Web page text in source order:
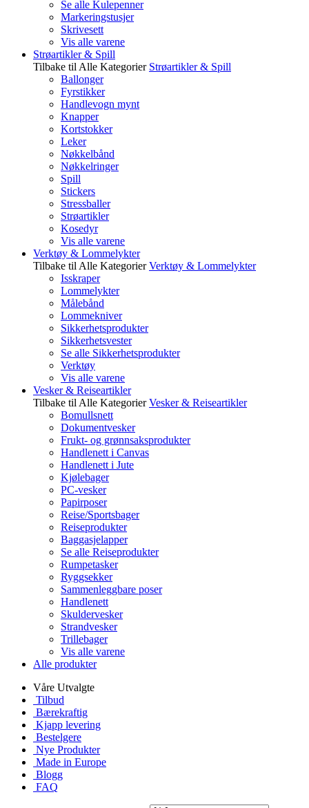
Se alle Kulepenner
Markeringstusjer
Skrivesett
Vis alle varene
Strøartikler & Spill
Tilbake til Alle Kategorier Strøartikler & Spill
Ballonger
Fyrstikker
Handlevogn mynt
Knapper
Kortstokker
Leker
Nøkkelbånd
Nøkkelringer
Spill
Stickers
Stressballer
Strøartikler
Kosedyr
Vis alle varene
Verktøy & Lommelykter
Tilbake til Alle Kategorier Verktøy & Lommelykter
Isskraper
Lommelykter
Målebånd
Lommekniver
Sikkerhetsprodukter
Sikkerhetsvester
Se alle Sikkerhetsprodukter
Verktøy
Vis alle varene
Vesker & Reiseartikler
Tilbake til Alle Kategorier Vesker & Reiseartikler
Bomullsnett
Dokumentvesker
Frukt- og grønnsaksprodukter
Handlenett i Canvas
Handlenett i Jute
Kjølebager
PC-vesker
Papirposer
Reise/Sportsbager
Reiseprodukter
Baggasjelapper
Se alle Reiseprodukter
Rumpetasker
Ryggsekker
Sammenleggbare poser
Handlenett
Skuldervesker
Strandvesker
Trillebager
Vis alle varene
Alle produkter
Våre Utvalgte
Tilbud
Bærekraftig
Kjapp levering
Bestelgere
Nye Produkter
Made in Europe
Blogg
FAQ